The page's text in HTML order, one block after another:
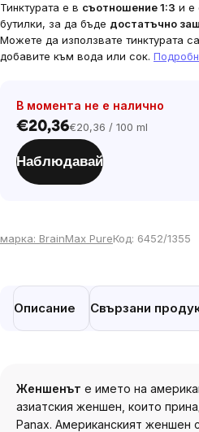
Тинктурата е в съотношение 1:3 и е
бутилки, за да бъде достатъчно
Можете да използвате тинктурата
добавите към вода или сок.
В момента не е налично
€20,36Цена
мярка:
€20,36 / 100 ml
Наблюдавай
марка: BrainMax PureКод: 6452/1355
Описание Свързани
Женшенът е името на
азиатския женшен, които
Panax. Американският женшен